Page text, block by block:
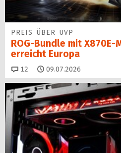
PREIS ÜBER UVP
ROG-Bundle mit X870E-
erreicht Europa
12 Kommentare
09.07.2026